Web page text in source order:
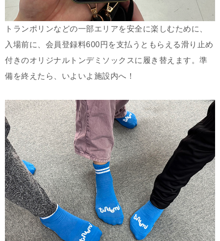
トランポリンなどの一部エリアを安全に楽しむために、
入場前に、会員登録料600円を支払うともらえる滑り止め
付きのオリジナルトンデミソックスに履き替えます。準
備を終えたら、いよいよ施設内へ！